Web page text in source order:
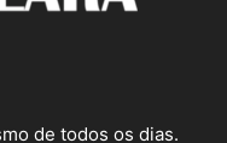
de todos os dias.